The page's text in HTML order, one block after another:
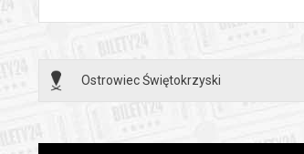
Ostrowiec Świętokrzyski